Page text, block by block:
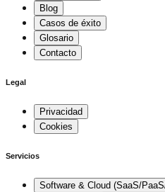
Blog
Casos de éxito
Glosario
Contacto
Legal
Privacidad
Cookies
Servicios
Software & Cloud (SaaS/